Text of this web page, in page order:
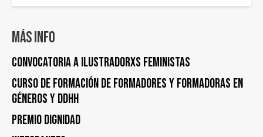
Más info
Convocatoria a Ilustradorxs Feministas
Curso de Formación de formadores y formadoras en
Géneros y DDHH
Premio Dignidad